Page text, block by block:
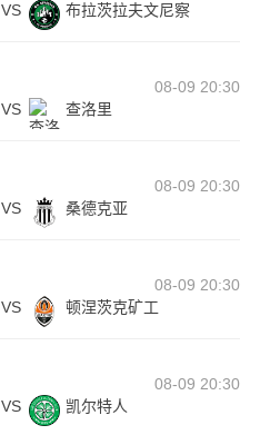
VS 布拉茨拉夫文尼察
08-09 20:30
VS 查洛里
08-09 20:30
VS 桑德克亚
08-09 20:30
VS 顿涅茨克矿工
08-09 20:30
VS 凯尔特人